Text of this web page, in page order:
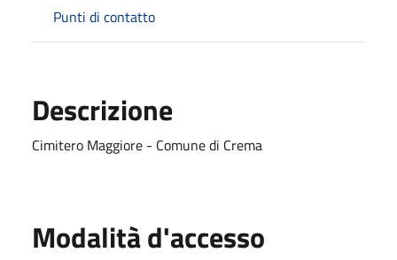
Punti di contatto
Descrizione
Cimitero Maggiore - Comune di Crema
Modalità d'accesso